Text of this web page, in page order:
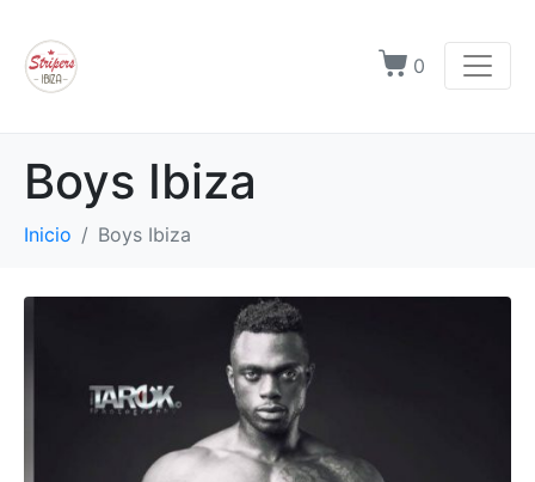
0
Boys Ibiza
Inicio Boys Ibiza